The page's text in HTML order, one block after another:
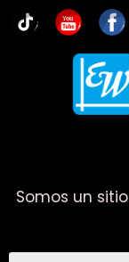
contenido
You
Somos un